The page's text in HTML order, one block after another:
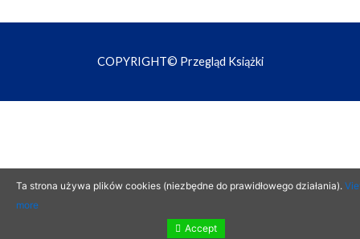
COPYRIGHT© Przegląd Książki
Ta strona używa plików cookies (niezbędne do prawidłowego działania).
more
Accept